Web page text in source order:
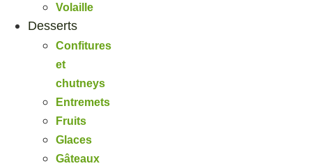
Volaille
Desserts
Confitures
et
chutneys
Entremets
Fruits
Glaces
Gâteaux